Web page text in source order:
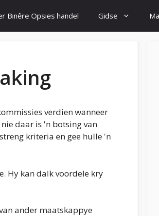
Binêre Opsies handel Gidse
verdien wanneer
daar is 'n botsing van
kriteria en gee hulle 'n
Hy kan dalk voordele kry
ander maatskappye